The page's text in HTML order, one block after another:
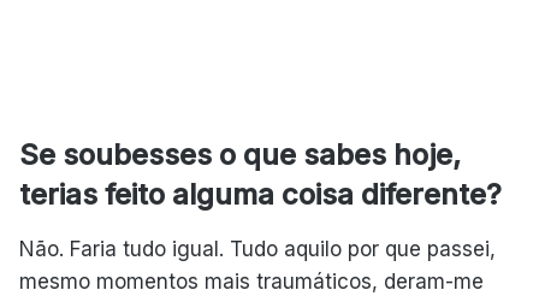
Se soubesses o que sabes hoje,
terias feito alguma coisa diferente?
Não. Faria tudo igual. Tudo aquilo por que passei,
mesmo momentos mais traumáticos, deram-me